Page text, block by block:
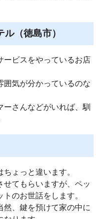
（徳島市）
ービスをやっているお店
囲気が分かっているのな
さんなどがいれば、馴
ょっと違います。
せてもらいますが、ペッ
のお世話をします。
然、鍵を預けて家の中に